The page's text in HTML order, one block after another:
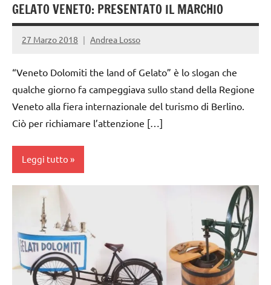
GELATO VENETO: PRESENTATO IL MARCHIO
27 Marzo 2018 Andrea Losso
“Veneto Dolomiti the land of Gelato” è lo slogan che
qualche giorno fa campeggiava sullo stand della Regione
Veneto alla fiera internazionale del turismo di Berlino.
Ciò per richiamare l’attenzione […]
Leggi tutto
gelataio
gelato
artigianale